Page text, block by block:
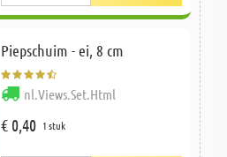
Piepschuim - ei, 8 cm
nl.Views.Set.Html
€ 0,40 1 stuk